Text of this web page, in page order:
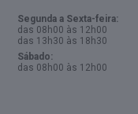
Segunda a Sexta-feira:
das 08h00 às 12h00
das 13h30 às 18h30
Sábado:
das 08h00 às 12h00